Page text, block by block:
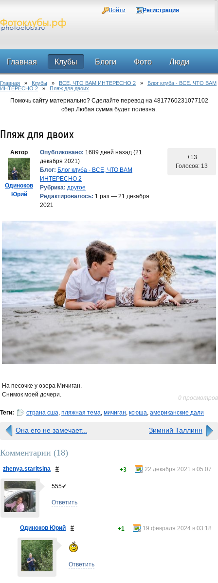
Войти Регистрация
Главная Клубы Блоги Фото Люди
Форум
Главная » Клубы » ВСЕ, ЧТО ВАМ ИНТЕРЕСНО 2 » Блог клуба - ВСЕ, ЧТО ВАМ
ИНТЕРЕСНО 2 » Пляж для двоих
Помочь сайту материально? Сделайте перевод на 4817760231077102
сбер.Любая сумма будет полезна.
Пляж для двоих
Автор
Одиноков
Юрий
Опубликовано: 1689 дней назад (21
декабря 2021)
Блог: Блог клуба - ВСЕ, ЧТО ВАМ
ИНТЕРЕСНО 2
Рубрика: другое
Редактировалось: 1 раз — 21 декабря
2021
+13
Голосов: 13
На песочке у озера Мичиган.
Снимок моей дочери.
0 просмотров
Теги: страна сша, пляжная тема, мичиган, ксюша, американские дали
Она его не замечает... Зимний Таллинн
Комментарии (18)
zhenya.staritsina # 22 декабря 2021 в 05:07
+3
555✔
Ответить
Одиноков Юрий # 19 февраля 2024 в 03:18
+1
Ответить